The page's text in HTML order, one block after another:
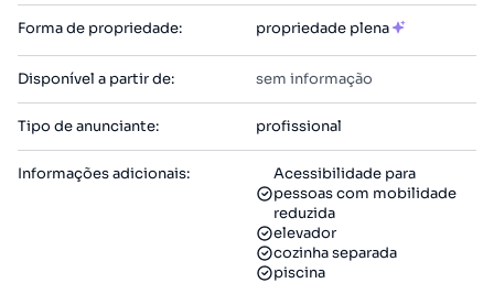
Forma de propriedade: propriedade plena
Disponível a partir de: sem informação
Tipo de anunciante: profissional
Informações adicionais:
Acessibilidade para
pessoas com mobilidade
reduzida
elevador
cozinha separada
piscina